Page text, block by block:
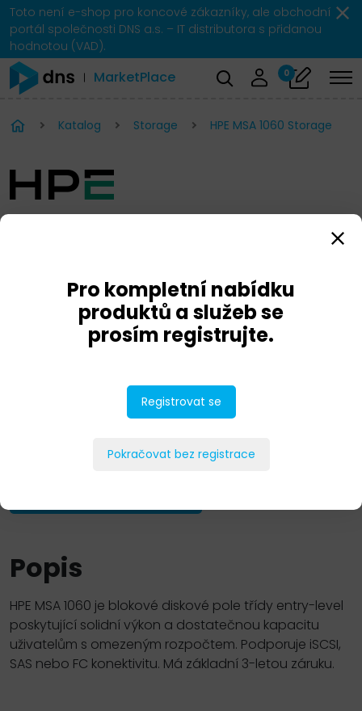
Toto není e-shop pro koncové zákazníky, ale obchodní
portál společnosti DNS a.s. – IT distributora s přidanou
hodnotou (VAD).
MarketPlace 0
Katalog Storage HPE MSA 1060 Storage
Popis
HPE MSA 1060 je blokové diskové pole třídy entry-level
poskytující solidní výkon a dostatečnou kapacitu
uživatelům s omezeným rozpočtem. Podporuje iSCSI,
SAS nebo FC konektivitu. Má základní 3-letou záruku.
Pro kompletní nabídku
produktů a služeb se
prosím registrujte.
Registrovat se
Pokračovat bez registrace